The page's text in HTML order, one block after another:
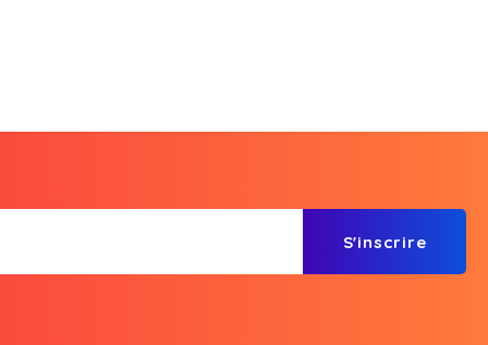
S'inscrire